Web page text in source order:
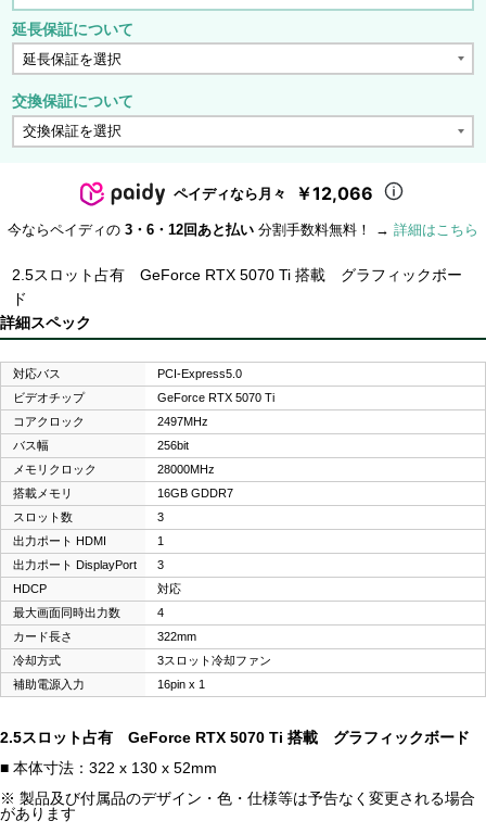
延長保証について
交換保証について
ペイディなら月々 ￥12,066
今ならペイディの 3・6・12回あと払い 分割手数料無料！ → 詳細はこちら
2.5スロット占有 GeForce RTX 5070 Ti 搭載 グラフィックボー
ド
詳細スペック
対応バス
PCI-Express5.0
ビデオチップ
GeForce RTX 5070 Ti
コアクロック
2497MHz
バス幅
256bit
メモリクロック
28000MHz
搭載メモリ
16GB GDDR7
スロット数
3
出力ポート HDMI
1
出力ポート DisplayPort
3
HDCP
対応
最大画面同時出力数
4
カード長さ
322mm
冷却方式
3スロット冷却ファン
補助電源入力
16pin x 1
2.5スロット占有 GeForce RTX 5070 Ti 搭載 グラフィックボード
■ 本体寸法：322 x 130 x 52mm
※ 製品及び付属品のデザイン・色・仕様等は予告なく変更される場合
があります